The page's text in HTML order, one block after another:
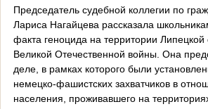
Председатель судебной коллегии по
Лариса Нагайцева рассказала
факта геноцида на территории Липецкой
Великой Отечественной войны. Она
деле, в рамках которого были
немецко-фашистских захватчиков в
населения, проживавшего на